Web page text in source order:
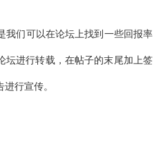
我们可以在论坛上找到一些回报率
坛进行转载，在帖子的末尾加上签
行宣传。